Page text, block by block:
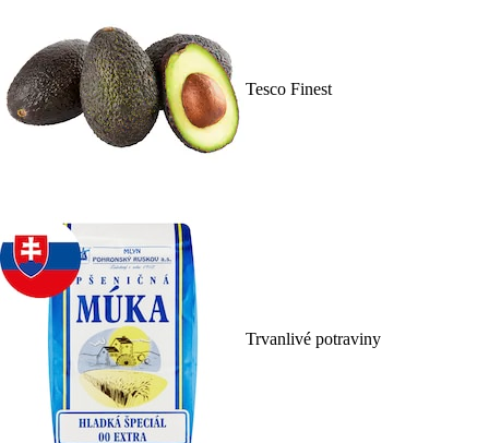
Tesco Finest
Trvanlivé potraviny